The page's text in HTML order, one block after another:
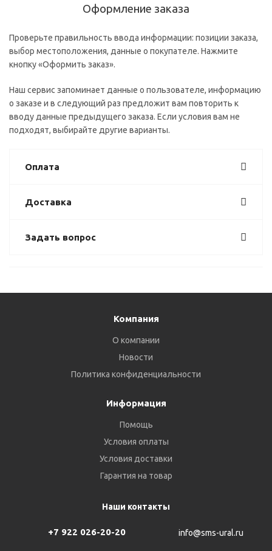
Оформление заказа
Проверьте правильность ввода информации: позиции заказа,
выбор местоположения, данные о покупателе. Нажмите
кнопку «Оформить заказ».
Наш сервис запоминает данные о пользователе, информацию
о заказе и в следующий раз предложит вам повторить к
вводу данные предыдущего заказа. Если условия вам не
подходят, выбирайте другие варианты.
Оплата
Доставка
Задать вопрос
Компания
О компании
Новости
Политика конфиденциальности
Информация
Помощь
Условия оплаты
Условия доставки
Гарантия на товар
Наши контакты
+7 922 026-20-20 info@sms-ural.ru